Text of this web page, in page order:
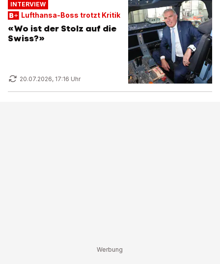
INTERVIEW
Lufthansa-Boss trotzt Kritik
«Wo ist der Stolz auf die
Swiss?»
20.07.2026, 17:16 Uhr